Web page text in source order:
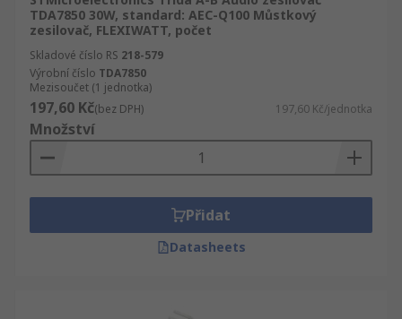
TDA7850 30W, standard: AEC-Q100 Můstkový
zesilovač, FLEXIWATT, počet
Skladové číslo RS 218-579
Výrobní číslo TDA7850
Mezisoučet (1 jednotka)
197,60 Kč(bez DPH) 197,60 Kč/jednotka
Množství
Přidat
Datasheets